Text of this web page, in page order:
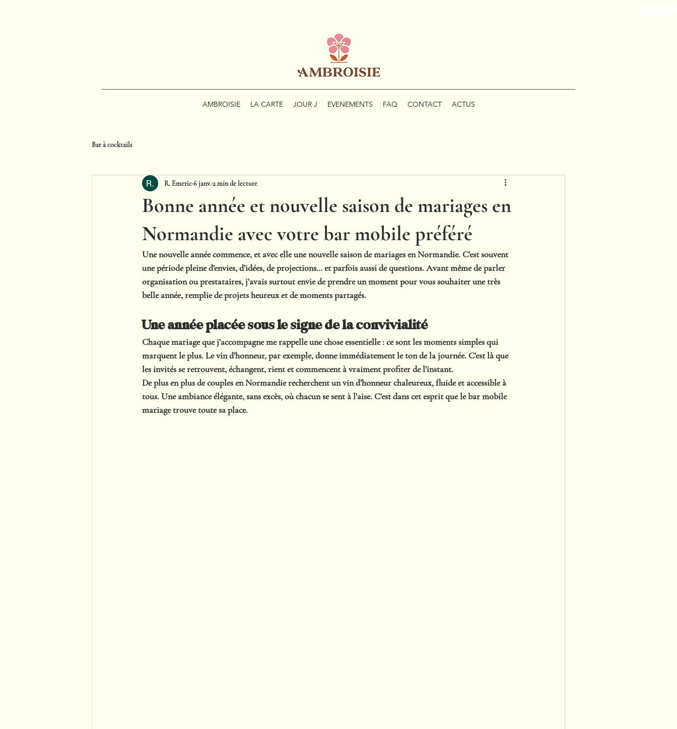
AMBROISIE LA CARTE JOUR J EVENEMENTS FAQ CONTACT ACTUS
Bar à cocktails
Bonne année et nouvelle saison de mariages en
Normandie avec votre bar mobile préféré
R. Emeric6 janv.2 min de lecture
Une nouvelle année commence, et avec elle une nouvelle saison de mariages en Normandie. C’est souvent
une période pleine d’envies, d’idées, de projections… et parfois aussi de questions. Avant même de parler
organisation ou prestataires, j’avais surtout envie de prendre un moment pour vous souhaiter une très
belle année, remplie de projets heureux et de moments partagés.
Une année placée sous le signe de la convivialité
Chaque mariage que j’accompagne me rappelle une chose essentielle : ce sont les moments simples qui
marquent le plus. Le vin d’honneur, par exemple, donne immédiatement le ton de la journée. C’est là que
les invités se retrouvent, échangent, rient et commencent à vraiment profiter de l’instant.
De plus en plus de couples en Normandie recherchent un vin d’honneur chaleureux, fluide et accessible à
tous. Une ambiance élégante, sans excès, où chacun se sent à l’aise. C’est dans cet esprit que le bar mobile
mariage trouve toute sa place.